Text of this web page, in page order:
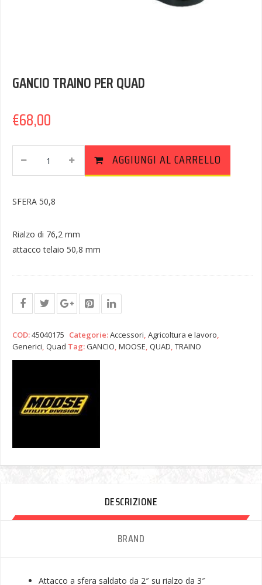
GANCIO TRAINO PER QUAD
€68,00
PER
Quantity
AGGIUNGI AL CARRELLO
SFERA 50,8
Rialzo di 76,2 mm
attacco telaio 50,8 mm
COD:45040175 Categorie:Accessori, Agricoltura e lavoro,
Generici, Quad Tag:GANCIO, MOOSE, QUAD, TRAINO
DESCRIZIONE
BRAND
Attacco a sfera saldato da 2″ su rialzo da 3″